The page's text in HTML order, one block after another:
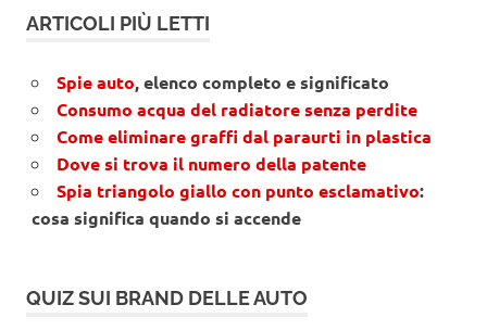
ARTICOLI PIÙ LETTI
Spie auto, elenco completo e significato
Consumo acqua del radiatore senza perdite
Come eliminare graffi dal paraurti in plastica
Dove si trova il numero della patente
Spia triangolo giallo con punto esclamativo:
cosa significa quando si accende
QUIZ SUI BRAND DELLE AUTO